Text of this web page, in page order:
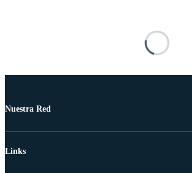
Nuestra Red
Links